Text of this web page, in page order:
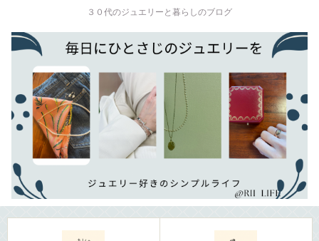
３０代のジュエリーと暮らしのブログ